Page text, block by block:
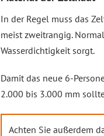
In der Regel muss das
meist zweitrangig.
Wasserdichtigkeit sorgt.
Damit das neue 6-
2.000 bis 3.000 mm
Achten Sie außerdem